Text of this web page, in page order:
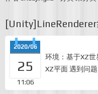
2020/06
25
11:06
环境：基于XZ
XZ平面 遇到问